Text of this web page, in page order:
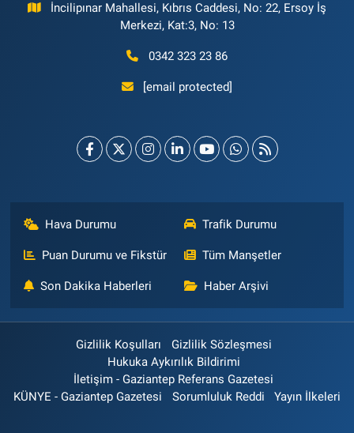
İncilipınar Mahallesi, Kıbrıs Caddesi, No: 22, Ersoy İş
Merkezi, Kat:3, No: 13
0342 323 23 86
[email protected]
Hava Durumu Trafik Durumu
Puan Durumu ve Fikstür Tüm Manşetler
Son Dakika Haberleri Haber Arşivi
Gizlilik Koşulları
Gizlilik Sözleşmesi
Hukuka Aykırılık Bildirimi
İletişim - Gaziantep Referans Gazetesi
KÜNYE - Gaziantep Gazetesi
Sorumluluk Reddi Yayın İlkeleri